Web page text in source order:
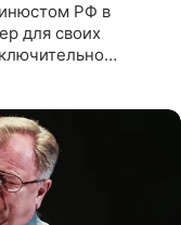
РФ в
для своих